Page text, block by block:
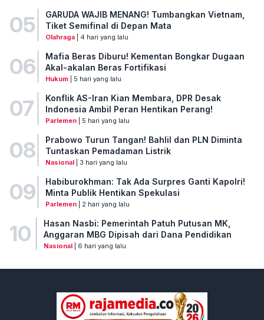
05
GARUDA WAJIB MENANG! Tumbangkan Vietnam,
Tiket Semifinal di Depan Mata
Olahraga| 4 hari yang lalu
06
Mafia Beras Diburu! Kementan Bongkar Dugaan
Akal-akalan Beras Fortifikasi
Hukum| 5 hari yang lalu
07
Konflik AS-Iran Kian Membara, DPR Desak
Indonesia Ambil Peran Hentikan Perang!
Parlemen| 5 hari yang lalu
08
Prabowo Turun Tangan! Bahlil dan PLN Diminta
Tuntaskan Pemadaman Listrik
Nasional| 3 hari yang lalu
09
Habiburokhman: Tak Ada Surpres Ganti Kapolri!
Minta Publik Hentikan Spekulasi
Parlemen| 2 hari yang lalu
10
Hasan Nasbi: Pemerintah Patuh Putusan MK,
Anggaran MBG Dipisah dari Dana Pendidikan
Nasional| 6 hari yang lalu